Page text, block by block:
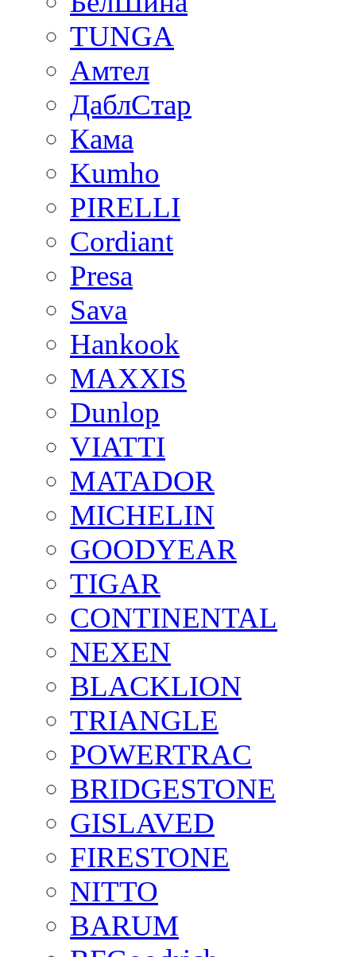
TUNGA
Амтел
ДаблСтар
Кама
Kumho
PIRELLI
Cordiant
Presa
Sava
Hankook
MAXXIS
Dunlop
VIATTI
MATADOR
MICHELIN
GOODYEAR
TIGAR
CONTINENTAL
NEXEN
BLACKLION
TRIANGLE
POWERTRAC
BRIDGESTONE
GISLAVED
FIRESTONE
NITTO
BARUM